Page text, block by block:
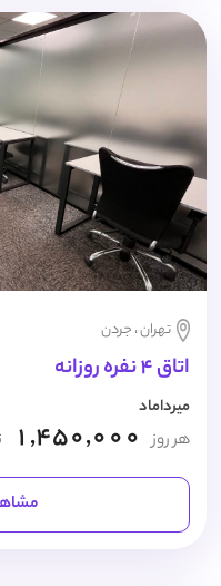
تهران ، جردن
اتاق 4 نفره روزانه
میرداماد
هر روز 1,450,000